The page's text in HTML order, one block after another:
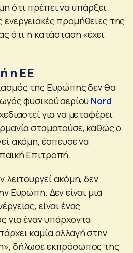
ότι πρέπει να υπάρξει
προμήθειες της
ότι η κατάσταση «έχει
η ΕΕ
της Ευρώπης δεν θα
φυσικού αερίου Nord
για να μεταφέρει
σταματούσε, καθώς ο
ακόμη, έσπευσε να
Επιτροπή.
ακόμη, δεν
Ευρώπη. Δεν είναι μια
είναι ένας
για έναν υπάρχοντα
καμία αλλαγή στην
δήλωσε εκπρόσωπος της